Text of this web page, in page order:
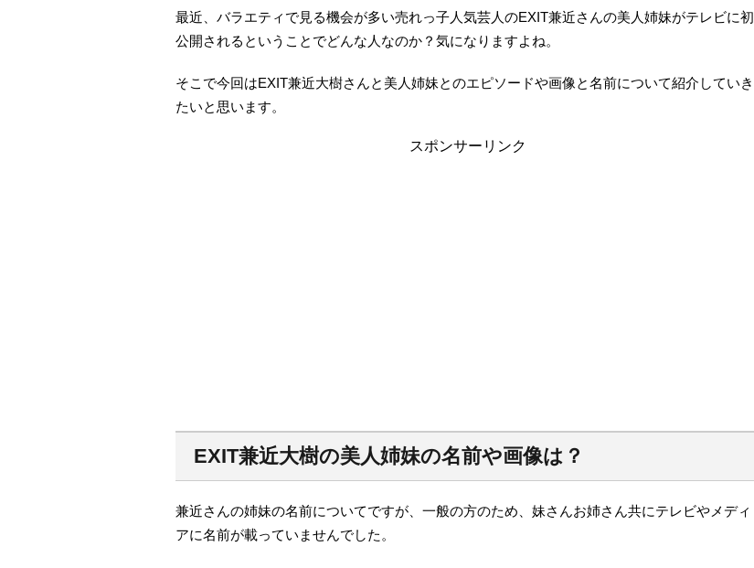
最近、バラエティで見る機会が多い売れっ子人気芸人のEXIT兼近さんの美人姉妹がテレビに初
公開されるということでどんな人なのか？気になりますよね。
そこで今回はEXIT兼近大樹さんと美人姉妹とのエピソードや画像と名前について紹介していき
たいと思います。
スポンサーリンク
EXIT兼近大樹の美人姉妹の名前や画像は？
兼近さんの姉妹の名前についてですが、一般の方のため、妹さんお姉さん共にテレビやメディ
アに名前が載っていませんでした。